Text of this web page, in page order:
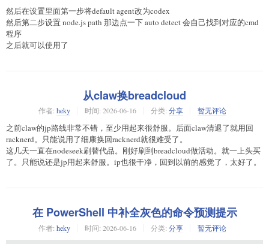
然后在设置里面第一步将default agent改为codex
然后第二步设置 node.js path 那边点一下 auto detect 会自己找到对应的cmd
程序
之后就可以使用了
从claw换breadcloud
作者: heky 时间: 2026-06-16 分类: 分享 暂无评论
之前claw的jp路线非常不错，至少用起来很舒服。后面claw清退了就用回
racknerd。只能说用了细康换回racknerd就很难受了。
这几天一直在nodeseek刷替代品。刚好刷到breadcloud做活动。就一上头买
了。只能说还是jp用起来舒服。ip也很干净，回到以前的感觉了，太好了。
在 PowerShell 中补全灰色的命令预测提示
作者: heky 时间: 2026-06-16 分类: 分享 暂无评论